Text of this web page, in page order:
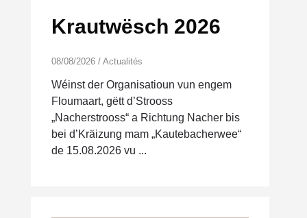
Krautwësch 2026
08/08/2026/ Actualités
Wéinst der Organisatioun vun engem
Floumaart, gëtt d’Strooss
„Nacherstrooss“ a Richtung Nacher bis
bei d’Kräizung mam „Kautebacherwee“
de 15.08.2026 vu ...